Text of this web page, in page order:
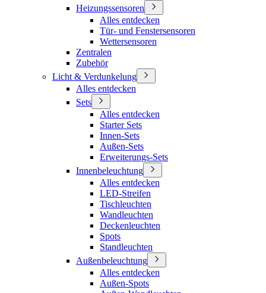
Heizungssensoren
Alles entdecken
Tür- und Fenstersensoren
Wettersensoren
Zentralen
Zubehör
Licht & Verdunkelung
Alles entdecken
Sets
Alles entdecken
Starter Sets
Innen-Sets
Außen-Sets
Erweiterungs-Sets
Innenbeleuchtung
Alles entdecken
LED-Streifen
Tischleuchten
Wandleuchten
Deckenleuchten
Spots
Standleuchten
Außenbeleuchtung
Alles entdecken
Außen-Spots